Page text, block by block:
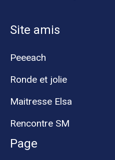
Site amis
Peeeach
Ronde et jolie
Maitresse Elsa
Rencontre SM
Page